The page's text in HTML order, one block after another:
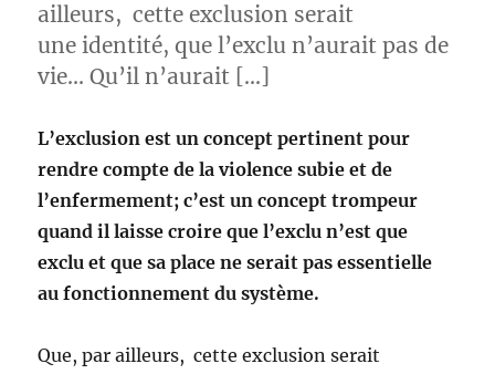
ailleurs, cette exclusion serait
une identité, que l’exclu n’aurait pas de
vie… Qu’il n’aurait […]
L’exclusion est un concept pertinent pour
rendre compte de la violence subie et de
l’enfermement; c’est un concept trompeur
quand il laisse croire que l’exclu n’est que
exclu et que sa place ne serait pas essentielle
au fonctionnement du système.
Que, par ailleurs, cette exclusion serait